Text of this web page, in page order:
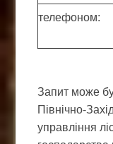
телефоном:
Запит може
Північно-
управління